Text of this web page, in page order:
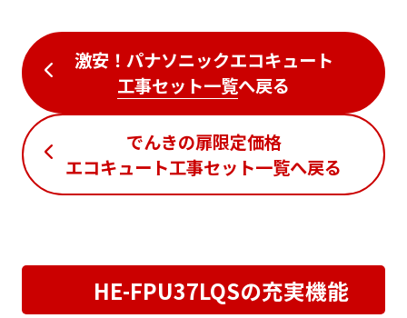
激安！パナソニックエコキュート
工事セット一覧へ戻る
でんきの扉限定価格
エコキュート工事セット一覧へ戻る
HE-FPU37LQSの充実機能